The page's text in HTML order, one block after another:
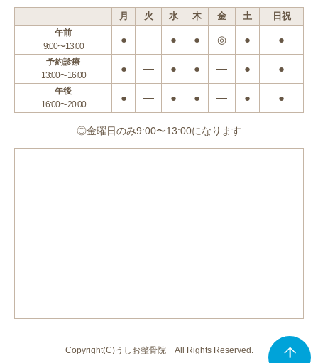
月 火 水 木 金 土 日祝
午前
9:00〜13:00
● ― ● ● ◎ ● ●
予約診療
13:00〜16:00
● ― ● ● ― ● ●
午後
16:00〜20:00
● ― ● ● ― ● ●
◎金曜日のみ9:00〜13:00になります
Copyright(C)うしお整骨院 All Rights Reserved.